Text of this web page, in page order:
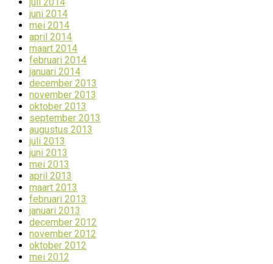
juni 2014
mei 2014
april 2014
maart 2014
februari 2014
januari 2014
december 2013
november 2013
oktober 2013
september 2013
augustus 2013
juli 2013
juni 2013
mei 2013
april 2013
maart 2013
februari 2013
januari 2013
december 2012
november 2012
oktober 2012
mei 2012